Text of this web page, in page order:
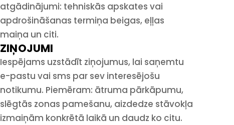
atgādinājumi: tehniskās apskates vai
apdrošināšanas termiņa beigas, eļļas
maiņa un citi.
ZIŅOJUMI
Iespējams uzstādīt ziņojumus, lai saņemtu
e-pastu vai sms par sev interesējošu
notikumu. Piemēram: ātruma pārkāpumu,
slēgtās zonas pamešanu, aizdedze stāvokļa
izmaiņām konkrētā laikā un daudz ko citu.